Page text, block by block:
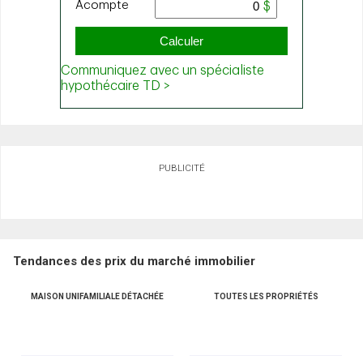
PUBLICITÉ
Tendances des prix du marché immobilier
MAISON UNIFAMILIALE DÉTACHÉE TOUTES LES PROPRIÉTÉS